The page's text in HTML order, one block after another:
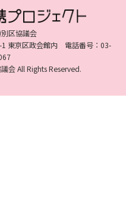
区協議会
1 東京区政会館内 電話番号：03-
会 All Rights Reserved.